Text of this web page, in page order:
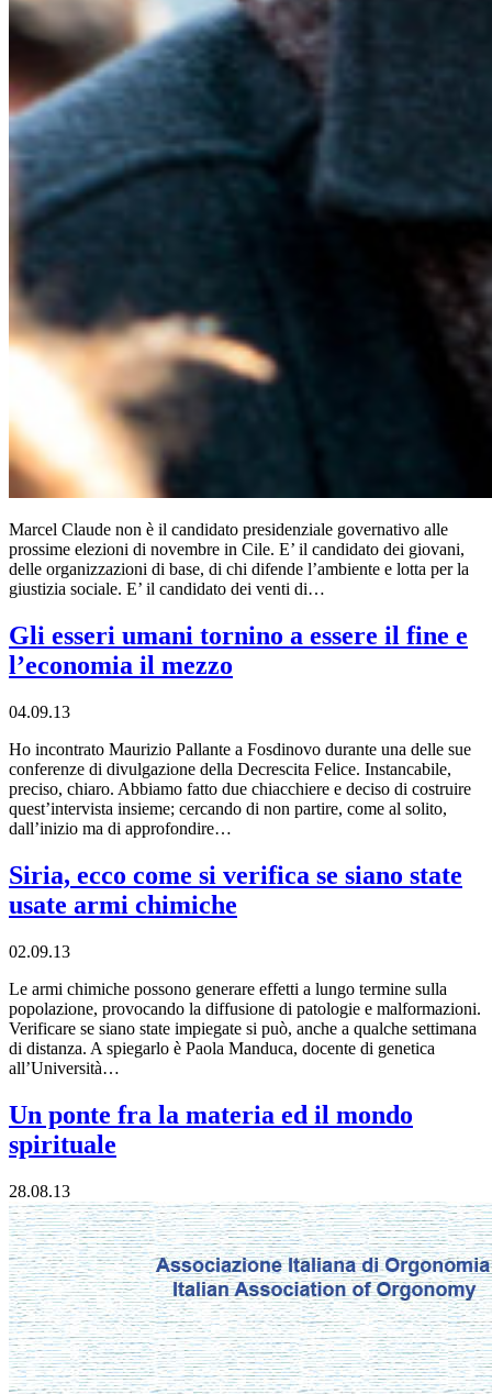
Marcel Claude non è il candidato presidenziale governativo alle
prossime elezioni di novembre in Cile. E’ il candidato dei giovani,
delle organizzazioni di base, di chi difende l’ambiente e lotta per la
giustizia sociale. E’ il candidato dei venti di…
Gli esseri umani tornino a essere il fine e
l’economia il mezzo
04.09.13
Ho incontrato Maurizio Pallante a Fosdinovo durante una delle sue
conferenze di divulgazione della Decrescita Felice. Instancabile,
preciso, chiaro. Abbiamo fatto due chiacchiere e deciso di costruire
quest’intervista insieme; cercando di non partire, come al solito,
dall’inizio ma di approfondire…
Siria, ecco come si verifica se siano state
usate armi chimiche
02.09.13
Le armi chimiche possono generare effetti a lungo termine sulla
popolazione, provocando la diffusione di patologie e malformazioni.
Verificare se siano state impiegate si può, anche a qualche settimana
di distanza. A spiegarlo è Paola Manduca, docente di genetica
all’Università…
Un ponte fra la materia ed il mondo
spirituale
28.08.13